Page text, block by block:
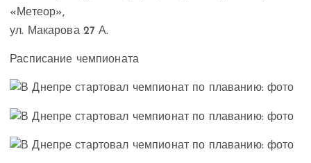
«Метеор»,
ул. Макарова 27 А.
Расписание чемпионата